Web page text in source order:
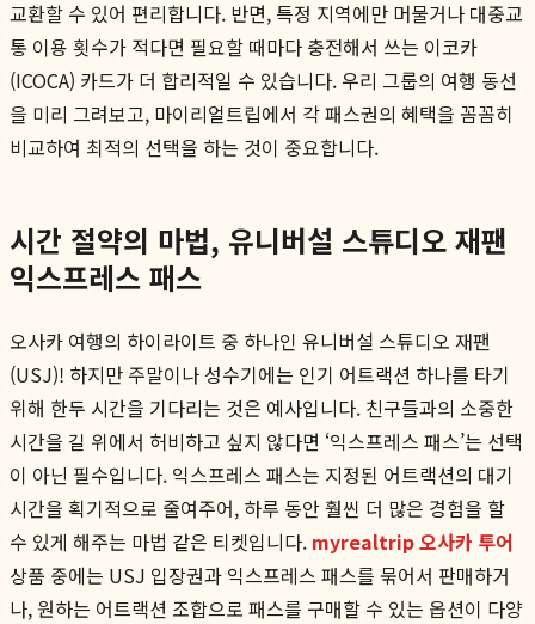
교환할 수 있어 편리합니다. 반면, 특정 지역에만 머물거나 대중교
통 이용 횟수가 적다면 필요할 때마다 충전해서 쓰는 이코카
(ICOCA) 카드가 더 합리적일 수 있습니다. 우리 그룹의 여행 동선
을 미리 그려보고, 마이리얼트립에서 각 패스권의 혜택을 꼼꼼히
비교하여 최적의 선택을 하는 것이 중요합니다.
시간 절약의 마법, 유니버설 스튜디오 재팬
익스프레스 패스
오사카 여행의 하이라이트 중 하나인 유니버설 스튜디오 재팬
(USJ)! 하지만 주말이나 성수기에는 인기 어트랙션 하나를 타기
위해 한두 시간을 기다리는 것은 예사입니다. 친구들과의 소중한
시간을 길 위에서 허비하고 싶지 않다면 ‘익스프레스 패스’는 선택
이 아닌 필수입니다. 익스프레스 패스는 지정된 어트랙션의 대기
시간을 획기적으로 줄여주어, 하루 동안 훨씬 더 많은 경험을 할
수 있게 해주는 마법 같은 티켓입니다. myrealtrip 오사카 투어
상품 중에는 USJ 입장권과 익스프레스 패스를 묶어서 판매하거
나, 원하는 어트랙션 조합으로 패스를 구매할 수 있는 옵션이 다양